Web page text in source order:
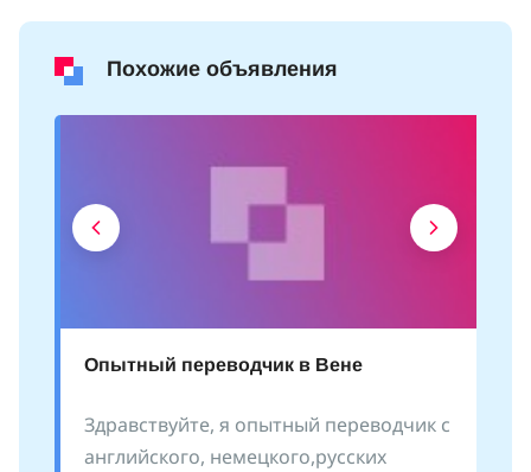
Похожие объявления
Опытный переводчик в Вене
Здравствуйте, я опытный переводчик с
английского, немецкого,русских